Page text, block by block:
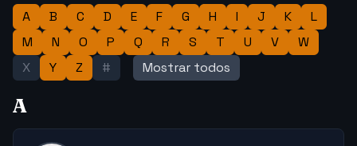
A B C D E F G H I J K
L
M
N O P Q R S T U V
W
X
Y Z # Mostrar todos
A